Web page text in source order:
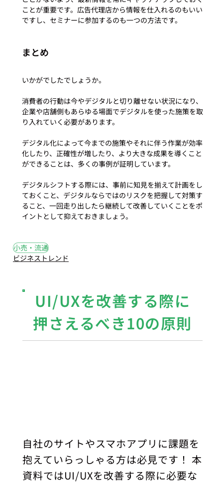
ことが重要です。広告代理店から情報を仕入れるのもいい
ですし、セミナーに参加するのも一つの方法です。
まとめ
いかがでしたでしょうか。
消費者の行動は今やデジタルと切り離せない状況になり、
企業や店舗側もあらゆる場面でデジタルを使った施策を取
り入れていく必要があります。
デジタル化によって今までの施策やそれに伴う作業が効率
化したり、正確性が増したり、より大きな成果を導くこと
ができることは、多くの事例が証明しています。
デジタルシフトする際には、事前に知見を揃えて計画をし
ておくこと、デジタルならではのリスクを把握して対策す
ること、一回走り出したら継続して改善していくことをポ
イントとして抑えておきましょう。
小売・流通
ビジネストレンド
自社のサイトやスマホアプリに課題を
抱えていらっしゃる方は必見です！ 本
資料ではUI/UXを改善する際に必要な
UI/UXを改善する際に
押さえるべき10の原則